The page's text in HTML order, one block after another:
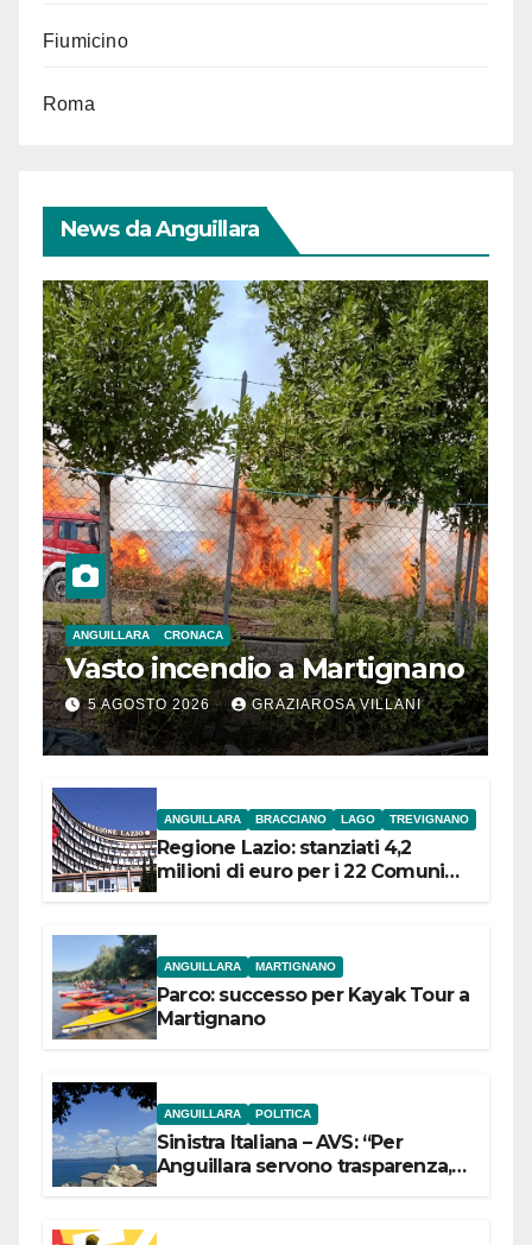
Fiumicino
Roma
News da Anguillara
ANGUILLARA CRONACA
Vasto incendio a Martignano
5 AGOSTO 2026 GRAZIAROSA VILLANI
ANGUILLARA BRACCIANO LAGO TREVIGNANO
Regione Lazio: stanziati 4,2
milioni di euro per i 22 Comuni
ANGUILLARA MARTIGNANO
Parco: successo per Kayak Tour a
Martignano
ANGUILLARA POLITICA
Sinistra Italiana – AVS: “Per
Anguillara servono trasparenza,